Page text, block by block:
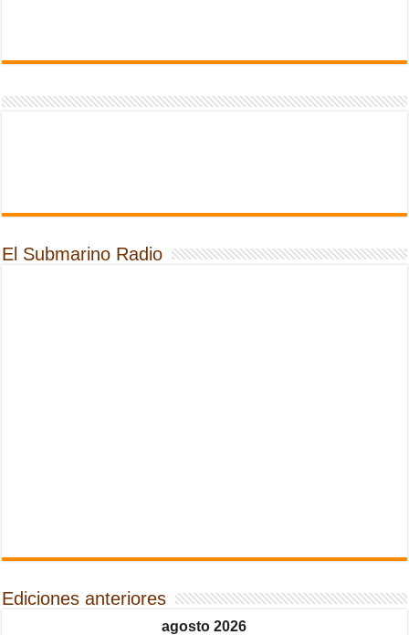
El Submarino Radio
Ediciones anteriores
agosto 2026